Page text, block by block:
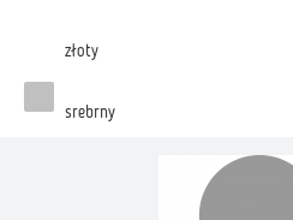
złoty
srebrny